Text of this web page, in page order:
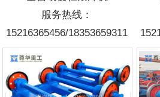
服务热线：
15216365456/18353659311